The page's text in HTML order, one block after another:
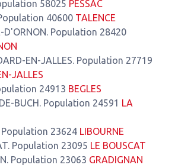
58025 PESSAC
40600 TALENCE
D'ORNON. Population 28420
EN-JALLES. Population 27719
JALLES
24913 BEGLES
BUCH. Population 24591 LA
Population 23624 LIBOURNE
Population 23095 LE BOUSCAT
Population 23063 GRADIGNAN